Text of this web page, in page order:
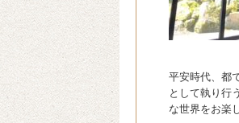
平安時代、都
として執り行
な世界をお楽